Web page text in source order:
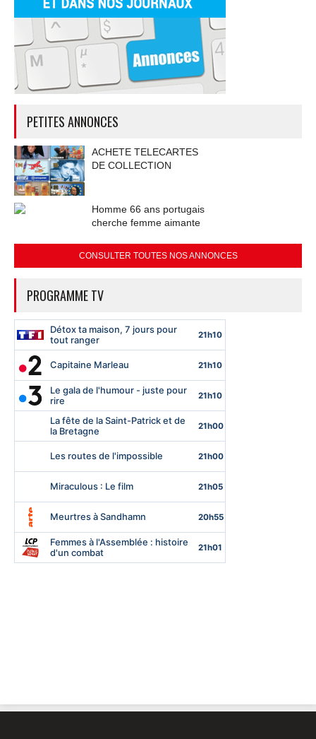
PETITES ANNONCES
ACHETE TELECARTES
DE COLLECTION
Homme 66 ans portugais
cherche femme aimante
CONSULTER TOUTES NOS ANNONCES
PROGRAMME TV